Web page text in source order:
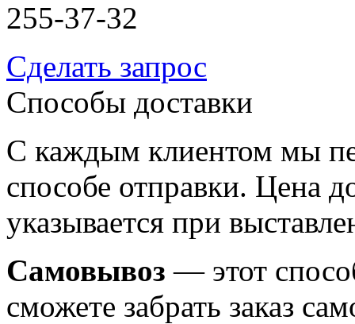
255-37-32
Сделать запрос
Способы доставки
С каждым клиентом мы
способе отправки. Цена
указывается при
Самовывоз — этот
сможете забрать заказ